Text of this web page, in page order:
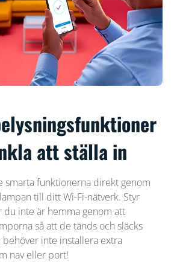
att ställa in
smarta funktionerna direkt genom
till ditt Wi-Fi-nätverk. Styr
du inte är hemma genom att
så att de tänds och släcks
behöver inte installera extra
nav eller port!